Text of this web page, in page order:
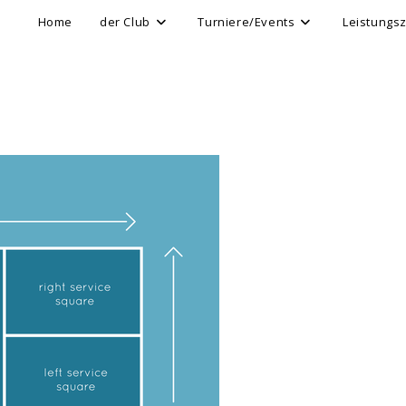
Home der Club Turniere/Events